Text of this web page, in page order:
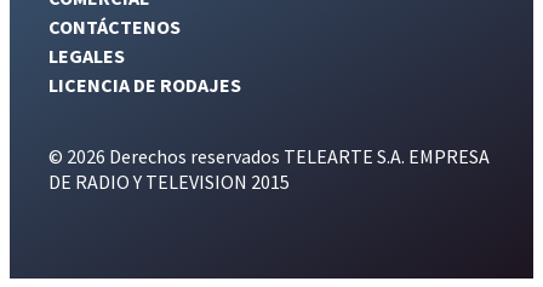
CONTÁCTENOS
LEGALES
LICENCIA DE RODAJES
© 2026 Derechos reservados TELEARTE S.A. EMPRESA
DE RADIO Y TELEVISION 2015